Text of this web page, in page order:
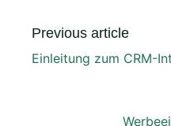
Previous article
Einleitung zum CRM-